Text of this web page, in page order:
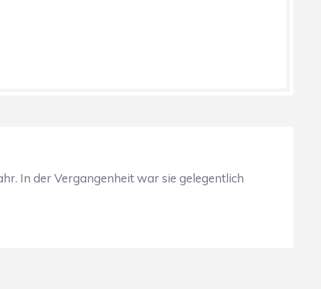
In der Vergangenheit war sie gelegentlich